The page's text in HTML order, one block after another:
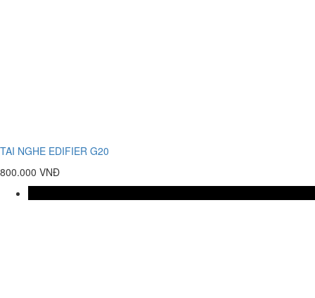
TAI NGHE EDIFIER G20
800.000 VNĐ